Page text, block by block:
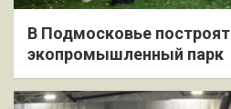
В Подмосковье построят
экопромышленный парк